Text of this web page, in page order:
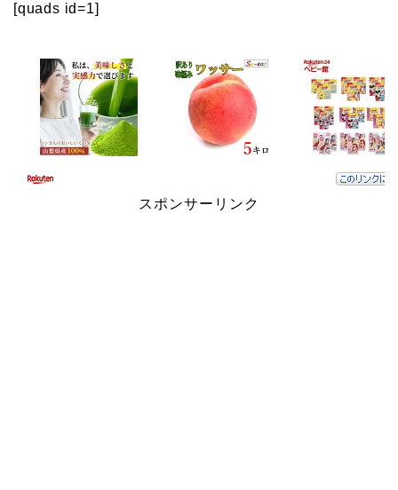
[quads id=1]
スポンサーリンク